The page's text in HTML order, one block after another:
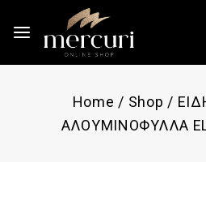
Home / Shop /
ΑΛΟΥΜΙΝΟΦΥΛΛΑ